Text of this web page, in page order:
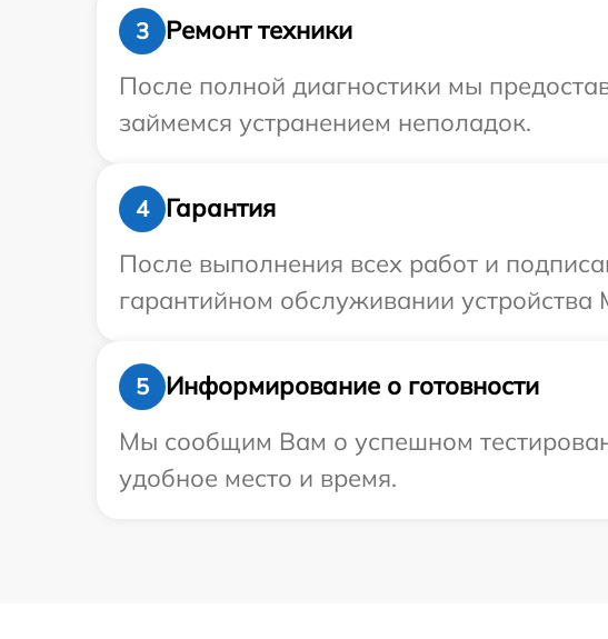
3
Ремонт техники
После полной диагностики мы
займемся устранением неполадок.
4
Гарантия
После выполнения всех работ и
гарантийном обслуживании
5
Информирование о готовности
Мы сообщим Вам о успешном
удобное место и время.